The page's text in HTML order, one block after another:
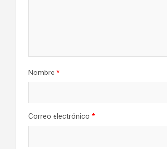
Nombre *
Correo electrónico *